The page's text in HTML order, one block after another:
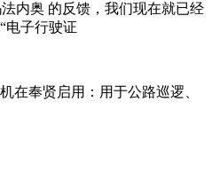
内奥 的反馈，我们现在就已经
电子行驶证